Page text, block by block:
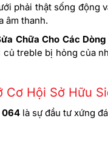
phải thật sống động
âm thanh.
Chữa Cho Các
củ treble bị hỏng của
Cơ Hội Sở Hữu
064 là sự đầu tư xứng